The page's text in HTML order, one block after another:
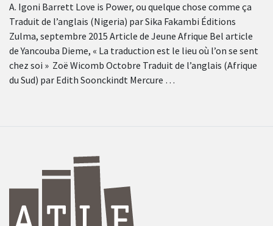
A. Igoni Barrett Love is Power, ou quelque chose comme ça
Traduit de l’anglais (Nigeria) par Sika Fakambi Éditions
Zulma, septembre 2015 Article de Jeune Afrique Bel article
de Yancouba Dieme, « La traduction est le lieu où l’on se sent
chez soi » Zoë Wicomb Octobre Traduit de l’anglais (Afrique
du Sud) par Edith Soonckindt Mercure …